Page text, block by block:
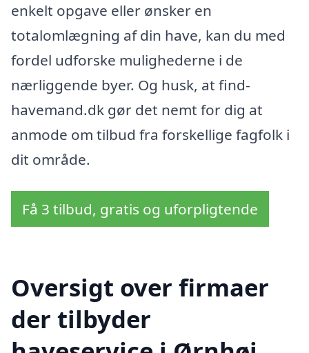
enkelt opgave eller ønsker en
totalomlægning af din have, kan du med
fordel udforske mulighederne i de
nærliggende byer. Og husk, at find-
havemand.dk gør det nemt for dig at
anmode om tilbud fra forskellige fagfolk i
dit område.
Få 3 tilbud, gratis og uforpligtende
Oversigt over firmaer
der tilbyder